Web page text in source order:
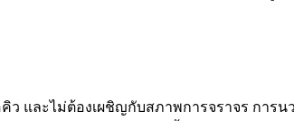
คิว และไม่ต้องเผชิญกับสภาพการจราจร การ